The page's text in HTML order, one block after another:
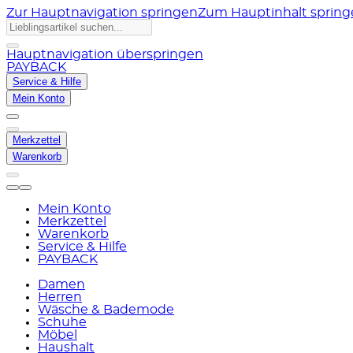
Zur Hauptnavigation springenZum Hauptinhalt
Hauptnavigation überspringen
PAYBACK
Service & Hilfe
Mein Konto
Merkzettel
Warenkorb
Mein Konto
Merkzettel
Warenkorb
Service & Hilfe
PAYBACK
Damen
Herren
Wäsche & Bademode
Schuhe
Möbel
Haushalt